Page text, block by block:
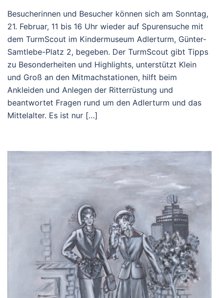
Besucherinnen und Besucher können sich am Sonntag,
21. Februar, 11 bis 16 Uhr wieder auf Spurensuche mit
dem TurmScout im Kindermuseum Adlerturm, Günter-
Samtlebe-Platz 2, begeben. Der TurmScout gibt Tipps
zu Besonderheiten und Highlights, unterstützt Klein
und Groß an den Mitmachstationen, hilft beim
Ankleiden und Anlegen der Ritterrüstung und
beantwortet Fragen rund um den Adlerturm und das
Mittelalter. Es ist nur […]